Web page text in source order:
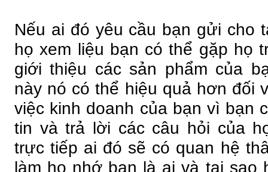
Nếu ai đó yêu cầu bạn gửi cho
họ xem liệu bạn có thể gặp họ
giới thiệu các sản phẩm của
này nó có thể hiệu quả hơn đối
việc kinh doanh của bạn vì bạn
tin và trả lời các câu hỏi của
trực tiếp ai đó sẽ có quan hệ
làm họ nhớ bạn là ai và tại sao